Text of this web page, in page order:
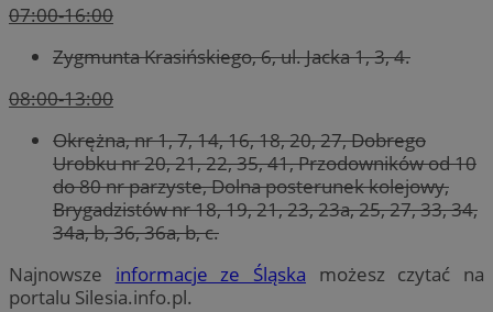
07:00-16:00
Zygmunta Krasińskiego, 6, ul. Jacka 1, 3, 4.
08:00-13:00
Okrężna, nr 1, 7, 14, 16, 18, 20, 27, Dobrego
Urobku nr 20, 21, 22, 35, 41, Przodowników od 10
do 80 nr parzyste, Dolna posterunek kolejowy,
Brygadzistów nr 18, 19, 21, 23, 23a, 25, 27, 33, 34,
34a, b, 36, 36a, b, c.
Najnowsze informacje ze Śląska możesz czytać na
portalu Silesia.info.pl.